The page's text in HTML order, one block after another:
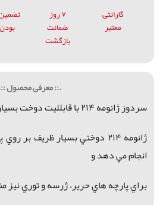
گارانتی
معتبر
۷ روز
ضمانت
بازگشت
بودن
.:: معرفی محصول
سردوز ژانومه ۲۱۴ با قابلليت دوخت بسيار ظريف ۳ و ۴ نخ،
ژانومه ۲۱۴ دوختي بسيار ظريف
انجام مي دهد و
براي پارچه هاي حرير، ژرسه و توري